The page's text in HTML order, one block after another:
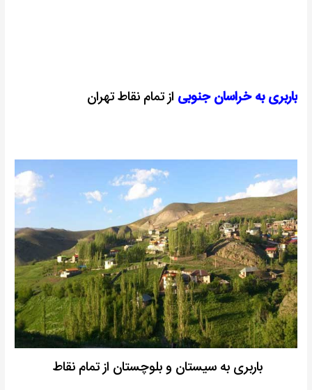
باربری به خراسان جنوبی از تمام نقاط تهران
باربری به سیستان و بلوچستان از تمام نقاط